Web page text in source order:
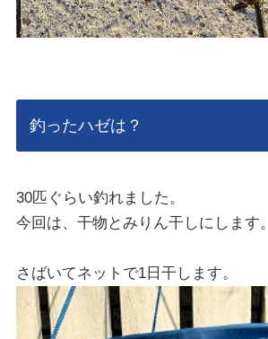
釣ったハゼは？
30匹ぐらい釣れました。
今回は、干物とみりん干しにします。
さばいてネットで1日干します。